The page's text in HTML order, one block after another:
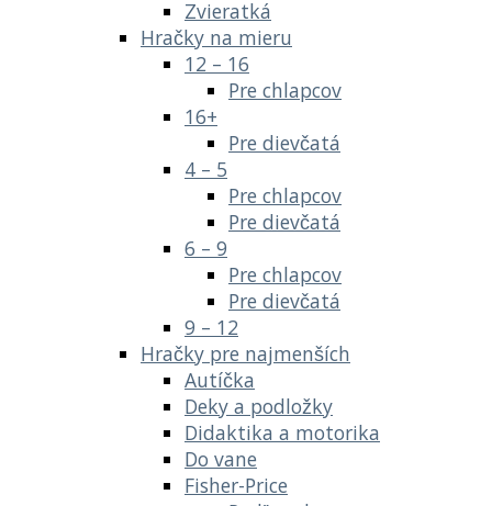
Zvieratká
Hračky na mieru
12 – 16
Pre chlapcov
16+
Pre dievčatá
4 – 5
Pre chlapcov
Pre dievčatá
6 – 9
Pre chlapcov
Pre dievčatá
9 – 12
Hračky pre najmenších
Autíčka
Deky a podložky
Didaktika a motorika
Do vane
Fisher-Price